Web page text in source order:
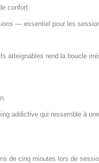
confort.
— essentiel pour les
atteignables rend la boucle
addictive qui ressemble à
de cinq minutes lors de